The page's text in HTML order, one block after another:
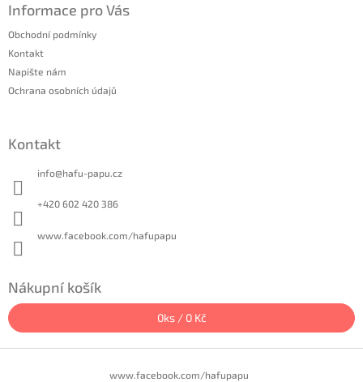
Informace pro Vás
Obchodní podmínky
Kontakt
Napište nám
Ochrana osobních údajů
Kontakt
info@hafu-papu.cz
+420 602 420 386
www.facebook.com/hafupapu
Nákupní košík
0ks / 0 Kč
www.facebook.com/hafupapu